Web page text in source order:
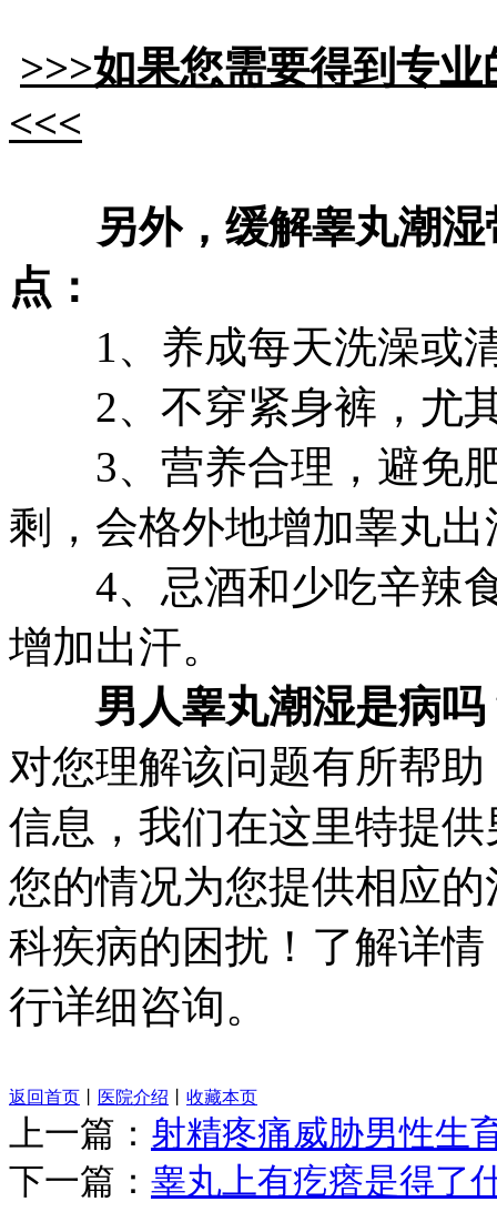
>>>如果您需要得到专
<<<
另外，缓解睾丸潮
点：
1、养成每天洗澡或
2、不穿紧身裤，尤
3、营养合理，避免肥
剩，会格外地增加睾丸出
4、忌酒和少吃辛辣食
增加出汗。
男人睾丸潮湿是病
对您理解该问题有所帮
信息，我们在这里特提
您的情况为您提供相应
科疾病的困扰！ 了解详情
行详细咨询。
返回首页 医院介绍 收藏本页
上一篇： 射精疼痛威胁男性生
下一篇： 睾丸上有疙瘩是得了